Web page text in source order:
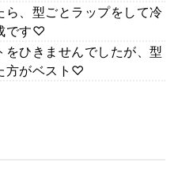
ら、型ごとラップをして冷
です♡
ひきませんでしたが、型
方がベスト♡